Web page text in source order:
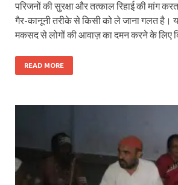
परिजनों की सुरक्षा और तत्काल रिहाई की मांग
गैर-कानूनी तरीके से किसी को ले जाना गलत है।
मकसद से लोगों की आवाज़ का दमन करने के लिए
READ MORE